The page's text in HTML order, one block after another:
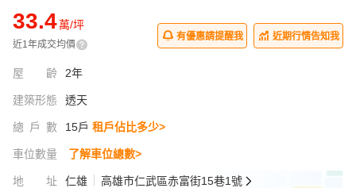
33.4萬/坪
近1年成交均價
有優惠請提醒我 近期行情告知我
屋齡 2年
建築形態 透天
總戶數 15戶 租戶佔比多少>
車位數量 了解車位總數>
地址 仁雄 高雄市仁武區赤富街15巷1號